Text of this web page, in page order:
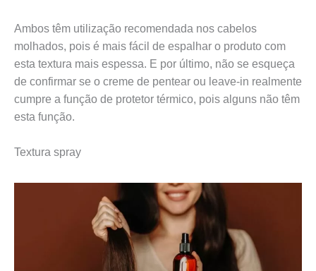
Ambos têm utilização recomendada nos cabelos
molhados, pois é mais fácil de espalhar o produto com
esta textura mais espessa. E por último, não se esqueça
de confirmar se o creme de pentear ou leave-in realmente
cumpre a função de protetor térmico, pois alguns não têm
esta função.
Textura spray